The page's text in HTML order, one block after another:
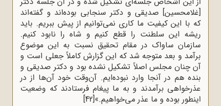
[غلامحسین] صدیقی و دکتر سنجابی بوده‌‌اند و گفته‌‌اند
که با این کیفیت ما کاری نمی‌‌توانیم از پیش ببریم. باید
ریشه این سلطنت را قطع کنیم و شاه را نابود کنیم.
سازمان ساواک در مقام تحقیق نسبت به این موضوع
برآمد و بعد متوجه شد که این گزارش کاملاً جعلی است و
آن چنان مجلس اصلاً تشکیل نشده بود و دکتر صدیقی و
بنده هم در آنجا وارد نبوده‌‌ایم. آن‌‌وقت خود آن‌ها از در
عذرخواهی برآمدند و به ما پیغام فرستادند که وضعیت
اینطور بوده و ما عذر می‌‌خواهیم.»[42]